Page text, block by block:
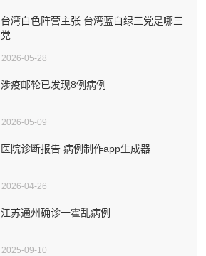
台湾白色阵营主张 台湾蓝白绿三党是哪三
党
2026-05-28
涉疫邮轮已发现8例病例
2026-05-09
医院诊断报告 病例制作app生成器
2026-04-26
江苏通州确诊一霍乱病例
2025-09-10